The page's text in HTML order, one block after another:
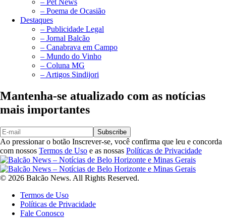
– Pet News
– Poema de Ocasião
Destaques
– Publicidade Legal
– Jornal Balcão
– Canabrava em Campo
– Mundo do Vinho
– Coluna MG
– Artigos Sindijori
Mantenha-se atualizado com as notícias
mais importantes
Subscribe
Ao pressionar o botão Inscrever-se, você confirma que leu e concorda
com nossos Termos de Uso e as nossas Políticas de Privacidade
© 2026 Balcão News. All Rights Reserved.
Termos de Uso
Políticas de Privacidade
Fale Conosco